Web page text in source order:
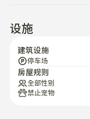
设施
建筑设施
停车场
房屋规则
全部性别
禁止宠物